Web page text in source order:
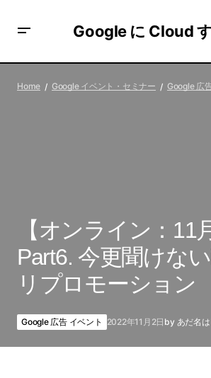
Google に Cloud
プロモーション
Home Google イベント・セミナー Google 広
【オンライン：11
Part6. 今更聞けな
リプロモーション
Google 広告 イベント 2022年11月2日 by あだ名